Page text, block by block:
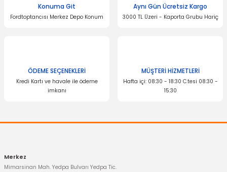
Konuma Git
Fordtoptancısı Merkez Depo Konum
Aynı Gün Ücretsiz Kargo
3000 TL Üzeri - Kaporta Grubu Hariç
ÖDEME SEÇENEKLERİ
Kredi Kartı ve havale ile ödeme
imkanı
MÜŞTERİ HİZMETLERİ
Hafta içi: 08:30 - 18:30 C.tesi 08:30 -
15:30
Merkez
Mimarsinan Mah. Yedpa Bulvarı Yedpa Tic.